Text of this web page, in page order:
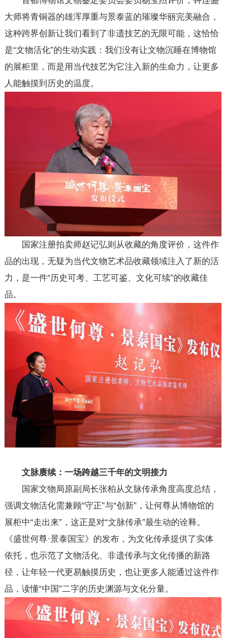
大师将青铜器的雄浑厚重与景泰蓝的璀璨华丽完美融合，
这种跨界创新让我们看到了非遗技艺的无限可能，这恰恰
是“文物活化”的生动实践：我们没有让文物沉睡在博物馆
的展柜里，而是用当代技艺为它注入新的生命力，让更多
人能触摸到历史的温度。
国家注册拍卖师赵记弘则从收藏的角度评价，这件作
品的出现，无疑为当代文物艺术品收藏领域注入了新的活
力，是一件“历史可考、工艺可鉴、文化可续”的收藏佳
品。
文脉赓续：一场跨越三千年的文明接力
国家文物局原副局长张柏从文脉传承角度高度总结，
强调文物活化需兼顾“守正”与“创新”，让何尊从博物馆的
展柜中“走出来”，这正是对“文脉传承”最生动的诠释。
《盛世何尊·景泰国宝》的发布，为文化传承提供了实体
依托，也示范了文物活化、非遗传承与文化传播的新路
径，让年轻一代更易触摸历史，也让更多人能通过这件作
品，读懂“中国”二字的历史渊源与文化分量。